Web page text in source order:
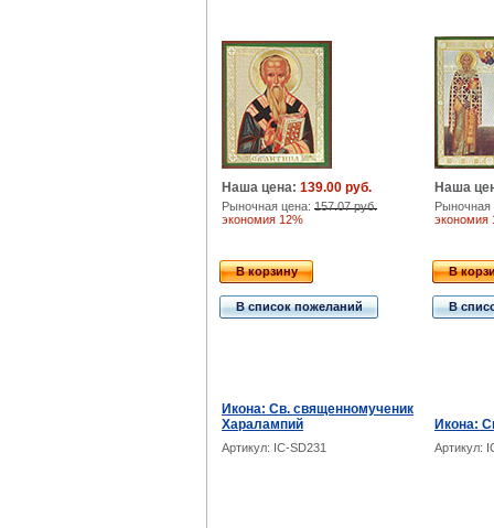
Наша цена: 139.00 руб.
Рыночная цена: 157.07 руб.
экономия 12%
Наша
экономия
В корзину
В список пожеланий
В
В
Икона: Св. священномученик
Харалампий
Икона:
Артикул: IC-SD231 Артикул: